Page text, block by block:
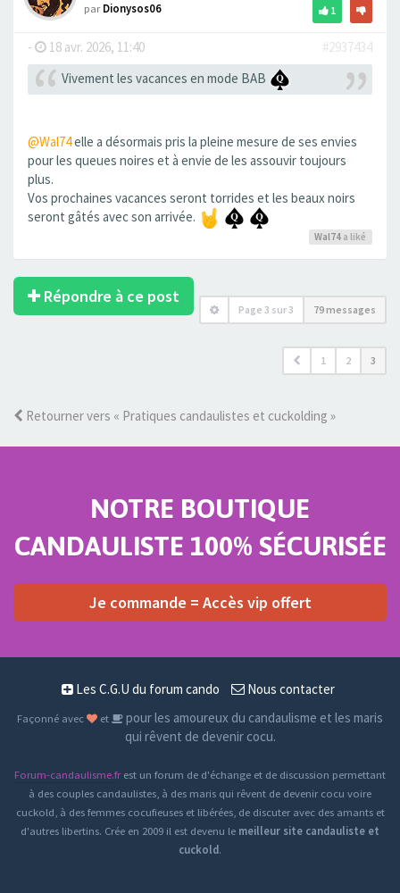
parDionysos06 1
- 18 avr. 2026, 11:40
#2937434
Vivement les vacances en mode BAB
@Wal74elle a désormais pris la pleine mesure de ses envies
pour les queues noires et à envie de les assouvir toujours
plus.
Vos prochaines vacances seront torrides et les beaux noirs
seront gâtés avec son arrivée.
Wal74 a liké
Répondre à ce post
Page 3 sur3 79 messages
1 2 3
Retourner vers « Pratiques candaulistes et cuckolding »
NOTRE BOUTIQUE
CANDAULISTE 100% SÉCURISÉE
Je commande = Accès vip offert
Les C.G.U du forum cando Nous contacter
Façonné avec et
pour les amoureux du candaulisme et les maris
qui rêvent de devenir cocu.
Forum-candaulisme.frest un forum de d'échange et de discussion permettant
à des couples candaulistes, à des maris qui rêvent de devenir cocu voire
cuckold, à des femmes cocufieuses et libérées, de discuter avec des amants et
d'autres libertins. Crée en 2009 il est devenu le meilleur site candauliste et
cuckold.